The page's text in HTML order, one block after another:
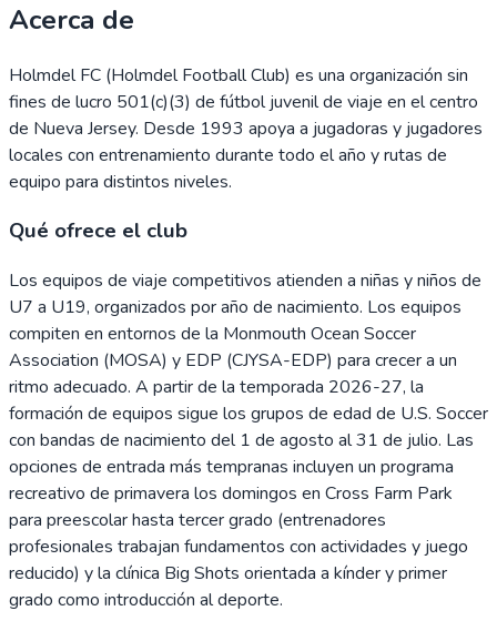
Acerca de
Holmdel FC (Holmdel Football Club) es una organización sin
fines de lucro 501(c)(3) de fútbol juvenil de viaje en el centro
de Nueva Jersey. Desde 1993 apoya a jugadoras y jugadores
locales con entrenamiento durante todo el año y rutas de
equipo para distintos niveles.
Qué ofrece el club
Los equipos de viaje competitivos atienden a niñas y niños de
U7 a U19, organizados por año de nacimiento. Los equipos
compiten en entornos de la Monmouth Ocean Soccer
Association (MOSA) y EDP (CJYSA-EDP) para crecer a un
ritmo adecuado. A partir de la temporada 2026-27, la
formación de equipos sigue los grupos de edad de U.S. Soccer
con bandas de nacimiento del 1 de agosto al 31 de julio. Las
opciones de entrada más tempranas incluyen un programa
recreativo de primavera los domingos en Cross Farm Park
para preescolar hasta tercer grado (entrenadores
profesionales trabajan fundamentos con actividades y juego
reducido) y la clínica Big Shots orientada a kínder y primer
grado como introducción al deporte.